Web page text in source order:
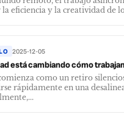
eficiencia y la creatividad de
2025-12-05
está cambiando cómo
como un retiro
rápidamente en una